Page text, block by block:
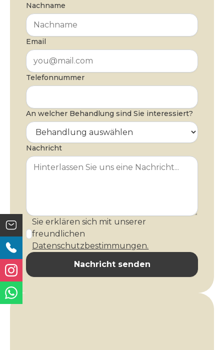
Nachname
Email
Telefonnummer
An welcher Behandlung sind Sie interessiert?
Nachricht
Sie erklären sich mit unserer
freundlichen
Datenschutzbestimmungen.
Nachricht senden